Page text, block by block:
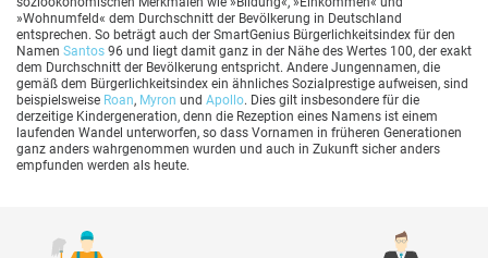
»Wohnumfeld« dem Durchschnitt der Bevölkerung in Deutschland
entsprechen. So beträgt auch der SmartGenius Bürgerlichkeitsindex für den
Namen Santos 96 und liegt damit ganz in der Nähe des Wertes 100, der exakt
dem Durchschnitt der Bevölkerung entspricht. Andere Jungennamen, die
gemäß dem Bürgerlichkeitsindex ein ähnliches Sozialprestige aufweisen, sind
beispielsweise Roan, Myron und Apollo. Dies gilt insbesondere für die
derzeitige Kindergeneration, denn die Rezeption eines Namens ist einem
laufenden Wandel unterworfen, so dass Vornamen in früheren Generationen
ganz anders wahrgenommen wurden und auch in Zukunft sicher anders
empfunden werden als heute.